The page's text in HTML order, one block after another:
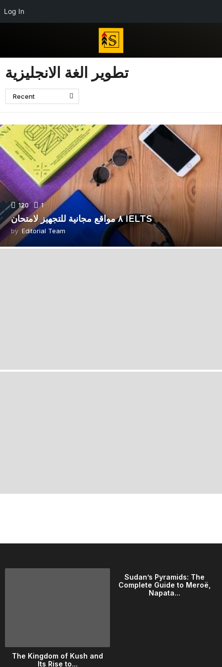
Log In
تطوير الغة الانجليزية
Recent
120 1
٨ مواقع مجانية للتجهيز لامتحان IELTS
by Editorial Team
The Kingdom of Kush and
Its Rise to...
Sudan’s Pyramids: The
Complete Guide to Meroë,
Napata...